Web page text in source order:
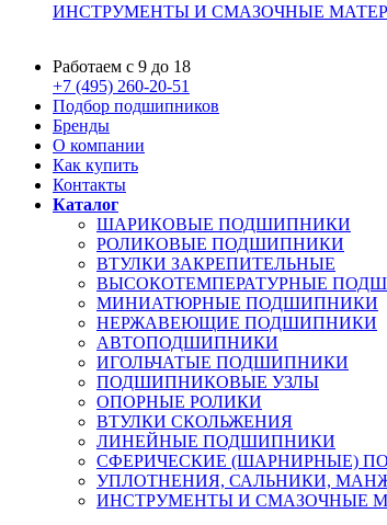
ИНСТРУМЕНТЫ И СМАЗОЧНЫЕ
Работаем с 9 до 18
+7 (495) 260-20-51
Подбор подшипников
Бренды
О компании
Как купить
Контакты
Каталог
ШАРИКОВЫЕ ПОДШИПНИКИ
РОЛИКОВЫЕ ПОДШИПНИКИ
ВТУЛКИ ЗАКРЕПИТЕЛЬНЫЕ
ВЫСОКОТЕМПЕРАТУРНЫЕ
МИНИАТЮРНЫЕ ПОДШИПНИКИ
НЕРЖАВЕЮЩИЕ ПОДШИПНИКИ
АВТОПОДШИПНИКИ
ИГОЛЬЧАТЫЕ ПОДШИПНИКИ
ПОДШИПНИКОВЫЕ УЗЛЫ
ОПОРНЫЕ РОЛИКИ
ВТУЛКИ СКОЛЬЖЕНИЯ
ЛИНЕЙНЫЕ ПОДШИПНИКИ
СФЕРИЧЕСКИЕ (ШАРНИРНЫЕ)
УПЛОТНЕНИЯ, САЛЬНИКИ,
ИНСТРУМЕНТЫ И СМАЗОЧНЫЕ